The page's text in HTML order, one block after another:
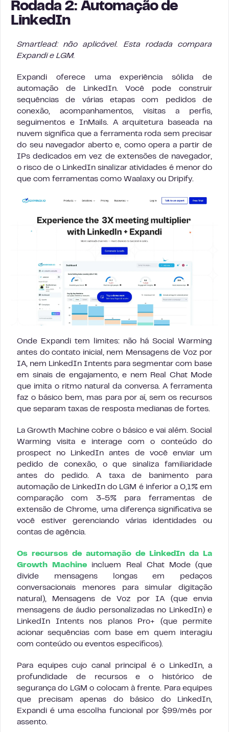
Rodada 2: Automação de
LinkedIn
Smartlead: não aplicável. Esta rodada compara
Expandi e LGM.
Expandi oferece uma experiência sólida de
automação de LinkedIn. Você pode construir
sequências de várias etapas com pedidos de
conexão, acompanhamentos, visitas a perfis,
seguimentos e InMails. A arquitetura baseada na
nuvem significa que a ferramenta roda sem precisar
do seu navegador aberto e, como opera a partir de
IPs dedicados em vez de extensões de navegador,
o risco de o LinkedIn sinalizar atividades é menor do
que com ferramentas como Waalaxy ou Dripify.
Onde Expandi tem limites: não há Social Warming
antes do contato inicial, nem Mensagens de Voz por
IA, nem LinkedIn Intents para segmentar com base
em sinais de engajamento, e nem Real Chat Mode
que imita o ritmo natural da conversa. A ferramenta
faz o básico bem, mas para por aí, sem os recursos
que separam taxas de resposta medianas de fortes.
La Growth Machine cobre o básico e vai além. Social
Warming visita e interage com o conteúdo do
prospect no LinkedIn antes de você enviar um
pedido de conexão, o que sinaliza familiaridade
antes do pedido. A taxa de banimento para
automação de LinkedIn do LGM é inferior a 0,1% em
comparação com 3-5% para ferramentas de
extensão de Chrome, uma diferença significativa se
você estiver gerenciando várias identidades ou
contas de agência.
Os recursos de automação de LinkedIn da La
Growth Machine incluem Real Chat Mode (que
divide mensagens longas em pedaços
conversacionais menores para simular digitação
natural), Mensagens de Voz por IA (que envia
mensagens de áudio personalizadas no LinkedIn) e
LinkedIn Intents nos planos Pro+ (que permite
acionar sequências com base em quem interagiu
com conteúdo ou eventos específicos).
Para equipes cujo canal principal é o LinkedIn, a
profundidade de recursos e o histórico de
segurança do LGM o colocam à frente. Para equipes
que precisam apenas do básico do LinkedIn,
Expandi é uma escolha funcional por $99/mês por
assento.